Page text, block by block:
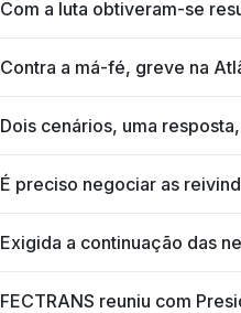
Com a luta obtiveram-se
Contra a má-fé, greve na
Dois cenários, uma
É preciso negociar as
Exigida a continuação das
FECTRANS reuniu com